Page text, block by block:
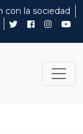
con la sociedad